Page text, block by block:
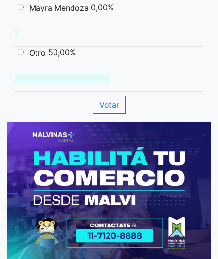
Mayra Mendoza 0,00%
Otro 50,00%